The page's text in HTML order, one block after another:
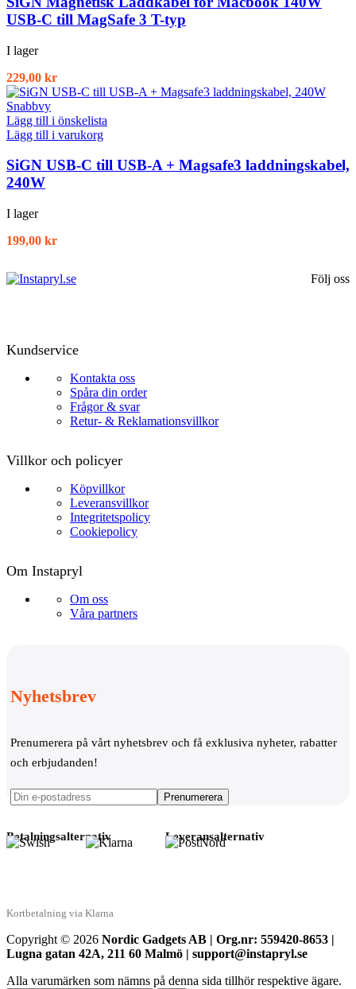
USB-C till MagSafe 3 T-typ
I lager
229,00 kr
Snabbvy
Lägg till i önskelista
Lägg till i varukorg
SiGN USB-C till USB-A + Magsafe3 laddningskabel,
240W
I lager
199,00 kr
Följ oss
Kundservice
Kontakta oss
Spåra din order
Frågor & svar
Retur- & Reklamationsvillkor
Villkor och policyer
Köpvillkor
Leveransvillkor
Integritetspolicy
Cookiepolicy
Om Instapryl
Om oss
Våra partners
Nyhetsbrev
Prenumerera på vårt nyhetsbrev och få exklusiva nyheter, rabatter
och erbjudanden!
Betalningsalternativ
Kortbetalning via Klarna
Leveransalternativ
Copyright © 2026 Nordic Gadgets AB | Org.nr: 559420-8653 |
Lugna gatan 42A, 211 60 Malmö | support@instapryl.se
Alla varumärken som nämns på denna sida tillhör respektive ägare.